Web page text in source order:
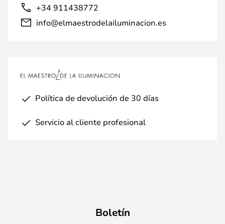
+34 911438772
info@elmaestrodelailuminacion.es
Política de devolución de 30 días
Servicio al cliente profesional
Boletín